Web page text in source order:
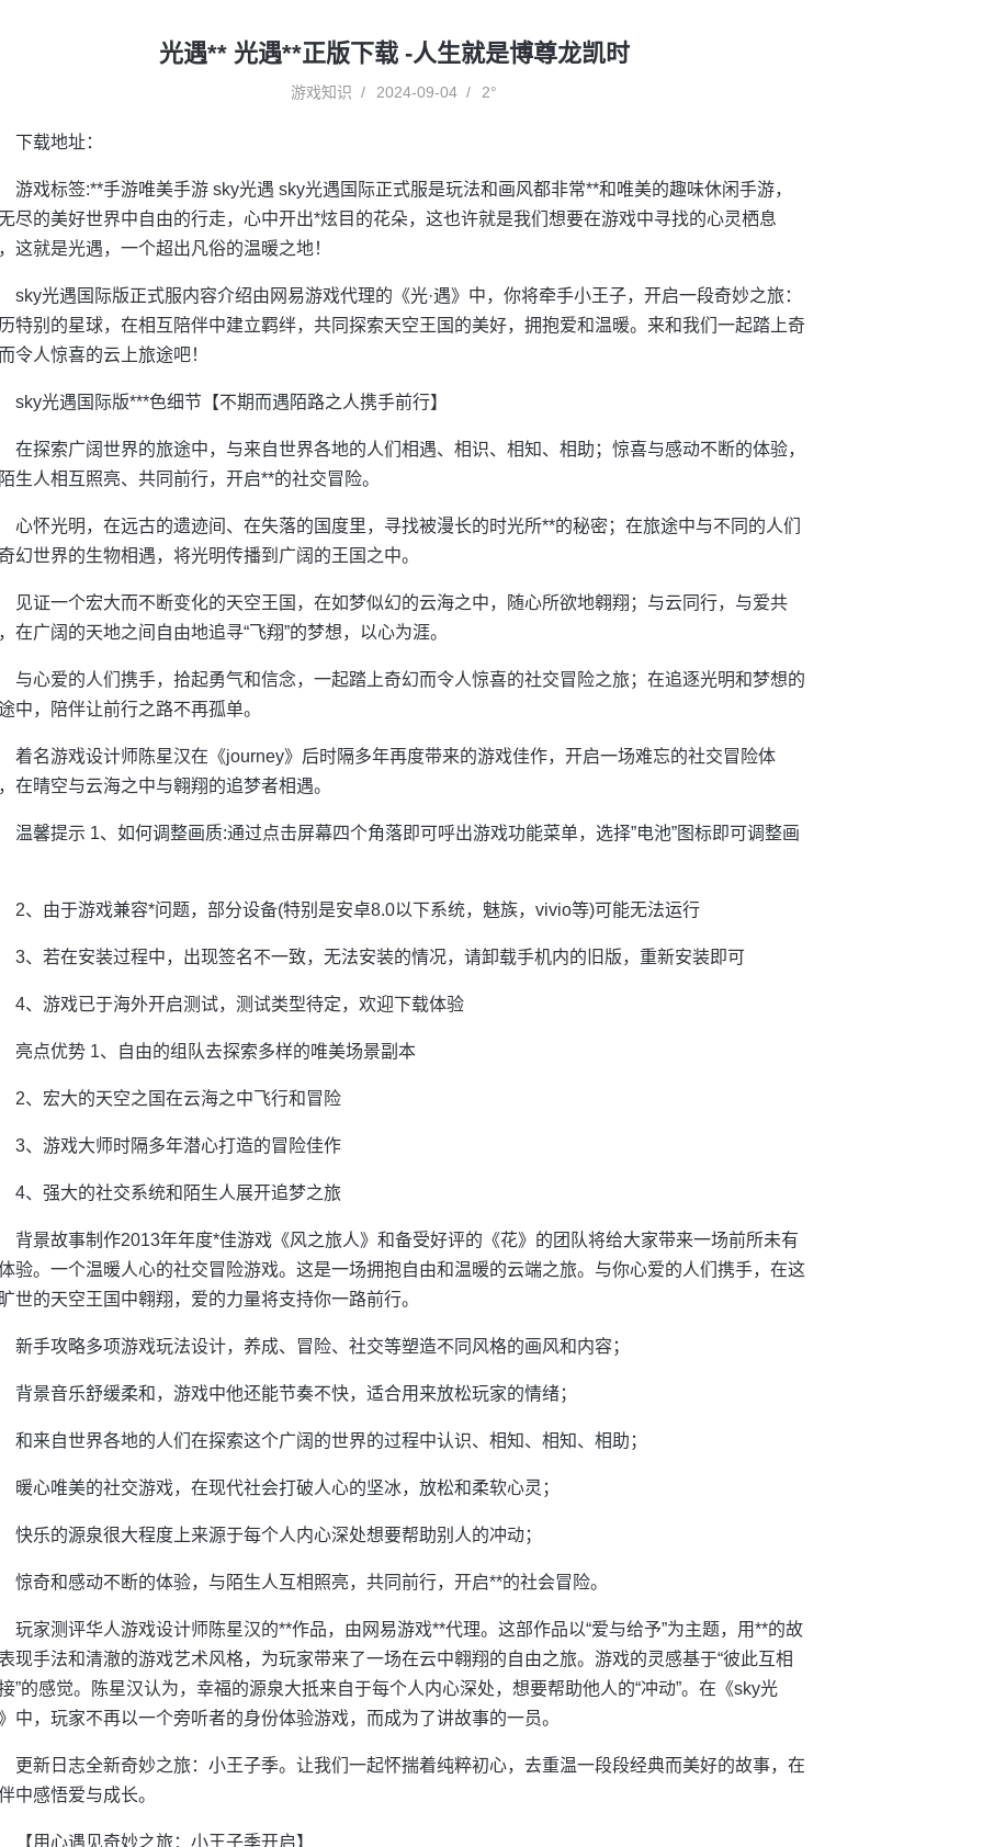
光遇** 光遇**正版下载 -人生就是博尊龙凯时
游戏知识 2024-09-04 2°
下载地址：
游戏标签:**手游唯美手游 sky光遇 sky光遇国际正式服是玩法和画风都非常**和唯美的趣味休闲手游，
尽的美好世界中自由的行走，心中开出*炫目的花朵，这也许就是我们想要在游戏中寻找的心灵栖息
这就是光遇，一个超出凡俗的温暖之地！
sky光遇国际版正式服内容介绍由网易游戏代理的《光·遇》中，你将牵手小王子，开启一段奇妙之旅：
特别的星球，在相互陪伴中建立羁绊，共同探索天空王国的美好，拥抱爱和温暖。来和我们一起踏上奇
令人惊喜的云上旅途吧！
sky光遇国际版***色细节【不期而遇陌路之人携手前行】
在探索广阔世界的旅途中，与来自世界各地的人们相遇、相识、相知、相助；惊喜与感动不断的体验，
生人相互照亮、共同前行，开启**的社交冒险。
心怀光明，在远古的遗迹间、在失落的国度里，寻找被漫长的时光所**的秘密；在旅途中与不同的人们
幻世界的生物相遇，将光明传播到广阔的王国之中。
见证一个宏大而不断变化的天空王国，在如梦似幻的云海之中，随心所欲地翱翔；与云同行，与爱共
在广阔的天地之间自由地追寻“飞翔”的梦想，以心为涯。
与心爱的人们携手，拾起勇气和信念，一起踏上奇幻而令人惊喜的社交冒险之旅；在追逐光明和梦想的
中，陪伴让前行之路不再孤单。
着名游戏设计师陈星汉在《journey》后时隔多年再度带来的游戏佳作，开启一场难忘的社交冒险体
在晴空与云海之中与翱翔的追梦者相遇。
温馨提示 1、如何调整画质:通过点击屏幕四个角落即可呼出游戏功能菜单，选择”电池”图标即可调整画
2、由于游戏兼容*问题，部分设备(特别是安卓8.0以下系统，魅族，vivio等)可能无法运行
3、若在安装过程中，出现签名不一致，无法安装的情况，请卸载手机内的旧版，重新安装即可
4、游戏已于海外开启测试，测试类型待定，欢迎下载体验
亮点优势 1、自由的组队去探索多样的唯美场景副本
2、宏大的天空之国在云海之中飞行和冒险
3、游戏大师时隔多年潜心打造的冒险佳作
4、强大的社交系统和陌生人展开追梦之旅
背景故事制作2013年年度*佳游戏《风之旅人》和备受好评的《花》的团队将给大家带来一场前所未有
验。一个温暖人心的社交冒险游戏。这是一场拥抱自由和温暖的云端之旅。与你心爱的人们携手，在这
世的天空王国中翱翔，爱的力量将支持你一路前行。
新手攻略多项游戏玩法设计，养成、冒险、社交等塑造不同风格的画风和内容；
背景音乐舒缓柔和，游戏中他还能节奏不快，适合用来放松玩家的情绪；
和来自世界各地的人们在探索这个广阔的世界的过程中认识、相知、相知、相助；
暖心唯美的社交游戏，在现代社会打破人心的坚冰，放松和柔软心灵；
快乐的源泉很大程度上来源于每个人内心深处想要帮助别人的冲动；
惊奇和感动不断的体验，与陌生人互相照亮，共同前行，开启**的社会冒险。
玩家测评华人游戏设计师陈星汉的**作品，由网易游戏**代理。这部作品以“爱与给予”为主题，用**的故
现手法和清澈的游戏艺术风格，为玩家带来了一场在云中翱翔的自由之旅。游戏的灵感基于“彼此互相
”的感觉。陈星汉认为，幸福的源泉大抵来自于每个人内心深处，想要帮助他人的“冲动”。在《sky光
中，玩家不再以一个旁听者的身份体验游戏，而成为了讲故事的一员。
更新日志全新奇妙之旅：小王子季。让我们一起怀揣着纯粹初心，去重温一段段经典而美好的故事，在
中感悟爱与成长。
【用心遇见奇妙之旅：小王子季开启】